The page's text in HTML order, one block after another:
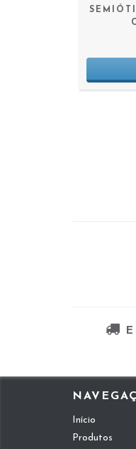
Início
Produtos